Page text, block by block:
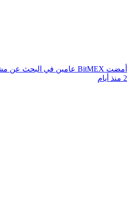
أمضت BitMEX عامين في البحث عن مشترٍ قبل الإغلاق: تقرير
2 منذ أيام